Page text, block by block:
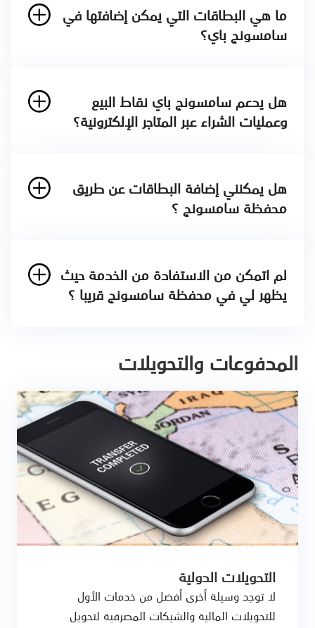
ما هي البطاقات التي يمكن إضافتها في
سامسونج باي؟
هل يدعم سامسونج باي نقاط البيع
وعمليات الشراء عبر المتاجر الإلكترونية؟
هل يمكنني إضافة البطاقات عن طريق
محفظة سامسونج ؟
لم اتمكن من الاستفادة من الخدمة حيث
يظهر لي في محفظة سامسونج قريبا ؟
المدفوعات والتحويلات
التحويلات الدولية
لا توجد وسيلة أخرى أفضل من خدمات الأول
للتحويلات المالية والشيكات المصرفية لتحويل